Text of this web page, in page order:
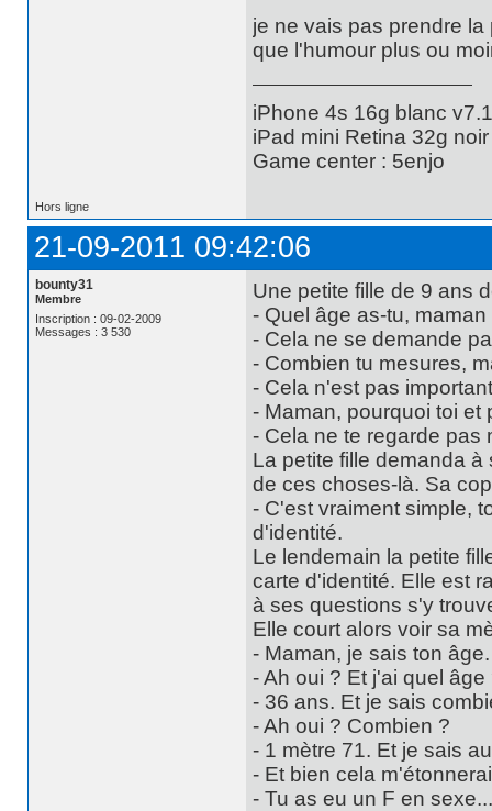
je ne vais pas prendre
que l'humour plus ou
iPhone 4s 16g blanc
iPad mini Retina 32g
Game center : 5enjo
Hors ligne
21-09-2011 09:42:06
bounty31
Membre
Inscription : 09-02-2009
Messages : 3 530
Une petite fille de 9 ans
- Quel âge as-tu, maman
- Cela ne se demande
- Combien tu mesures,
- Cela n'est pas
- Maman, pourquoi toi et
- Cela ne te regarde pas
La petite fille demanda
de ces choses-là. Sa
- C'est vraiment simple,
d'identité.
Le lendemain la petite
carte d'identité. Elle est
à ses questions s'y
Elle court alors voir sa
- Maman, je sais ton âge.
- Ah oui ? Et j'ai quel âge
- 36 ans. Et je sais
- Ah oui ? Combien ?
- 1 mètre 71. Et je sais
- Et bien cela
- Tu as eu un F en